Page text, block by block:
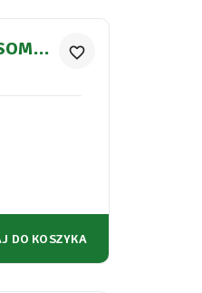
favorite_border
DO KOSZYKA